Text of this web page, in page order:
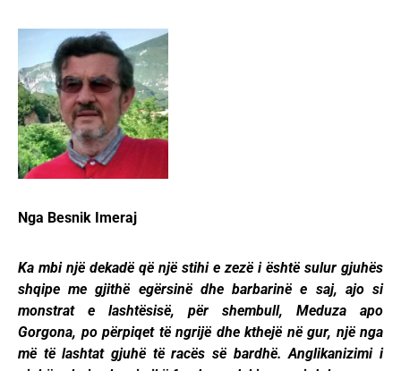
Nga Besnik Imeraj
Ka mbi një dekadë që një stihi e zezë i është sulur gjuhës
shqipe me gjithë egërsinë dhe barbarinë e saj, ajo si
monstrat e lashtësisë, për shembull, Meduza apo
Gorgona, po përpiqet të ngrijë dhe kthejë në gur, një nga
më të lashtat gjuhë të racës së bardhë. Anglikanizimi i